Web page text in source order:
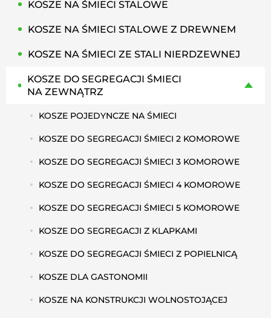
KOSZE NA ŚMIECI STALOWE
KOSZE NA ŚMIECI STALOWE Z DREWNEM
KOSZE NA ŚMIECI ZE STALI NIERDZEWNEJ
KOSZE DO SEGREGACJI ŚMIECI
NA ZEWNĄTRZ
KOSZE POJEDYNCZE NA ŚMIECI
KOSZE DO SEGREGACJI ŚMIECI 2 KOMOROWE
KOSZE DO SEGREGACJI ŚMIECI 3 KOMOROWE
KOSZE DO SEGREGACJI ŚMIECI 4 KOMOROWE
KOSZE DO SEGREGACJI ŚMIECI 5 KOMOROWE
KOSZE DO SEGREGACJI Z KLAPKAMI
KOSZE DO SEGREGACJI ŚMIECI Z POPIELNICĄ
KOSZE DLA GASTONOMII
KOSZE NA KONSTRUKCJI WOLNOSTOJĄCEJ